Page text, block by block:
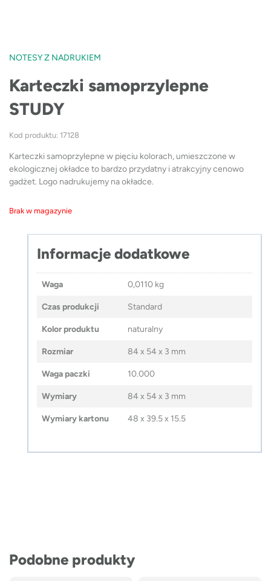
NOTESY Z NADRUKIEM
Karteczki samoprzylepne
STUDY
Kod produktu: 17128
Karteczki samoprzylepne w pięciu kolorach, umieszczone w
ekologicznej okładce to bardzo przydatny i atrakcyjny cenowo
gadżet. Logo nadrukujemy na okładce.
Brak w magazynie
Informacje dodatkowe
Waga 0,0110 kg
Czas produkcji Standard
Kolor produktu naturalny
Rozmiar 84 x 54 x 3 mm
Waga paczki 10.000
Wymiary 84 x 54 x 3 mm
Wymiary kartonu 48 x 39.5 x 15.5
Podobne produkty